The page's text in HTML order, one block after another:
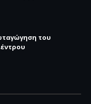
του